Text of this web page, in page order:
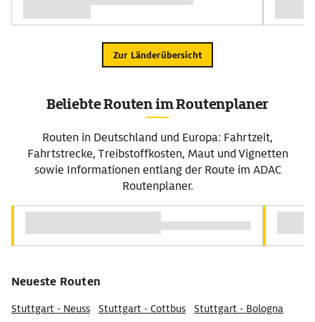
Zur Länderübersicht
Beliebte Routen im Routenplaner
Routen in Deutschland und Europa: Fahrtzeit,
Fahrtstrecke, Treibstoffkosten, Maut und Vignetten
sowie Informationen entlang der Route im ADAC
Routenplaner.
Neueste Routen
Stuttgart - Neuss Stuttgart - Cottbus
Stuttgart - Bologna